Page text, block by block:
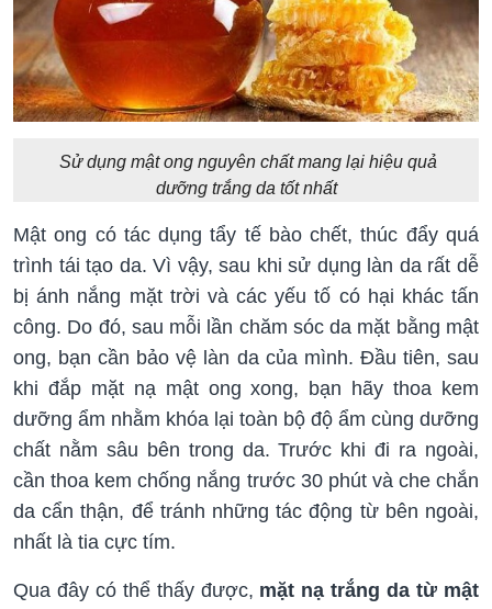
Sử dụng mật ong nguyên chất mang lại hiệu quả
dưỡng trắng da tốt nhất
Mật ong có tác dụng tẩy tế bào chết, thúc đẩy quá
trình tái tạo da. Vì vậy, sau khi sử dụng làn da rất dễ
bị ánh nắng mặt trời và các yếu tố có hại khác tấn
công. Do đó, sau mỗi lần chăm sóc da mặt bằng mật
ong, bạn cần bảo vệ làn da của mình. Đầu tiên, sau
khi đắp mặt nạ mật ong xong, bạn hãy thoa kem
dưỡng ẩm nhằm khóa lại toàn bộ độ ẩm cùng dưỡng
chất nằm sâu bên trong da. Trước khi đi ra ngoài,
cần thoa kem chống nắng trước 30 phút và che chắn
da cẩn thận, để tránh những tác động từ bên ngoài,
nhất là tia cực tím.
Qua đây có thể thấy được, mặt nạ trắng da từ mật